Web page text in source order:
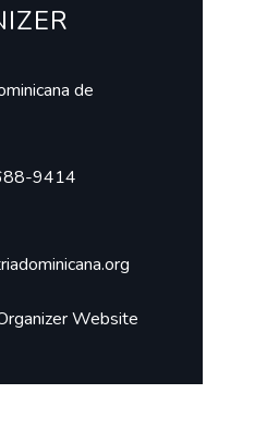
de
9414
Website